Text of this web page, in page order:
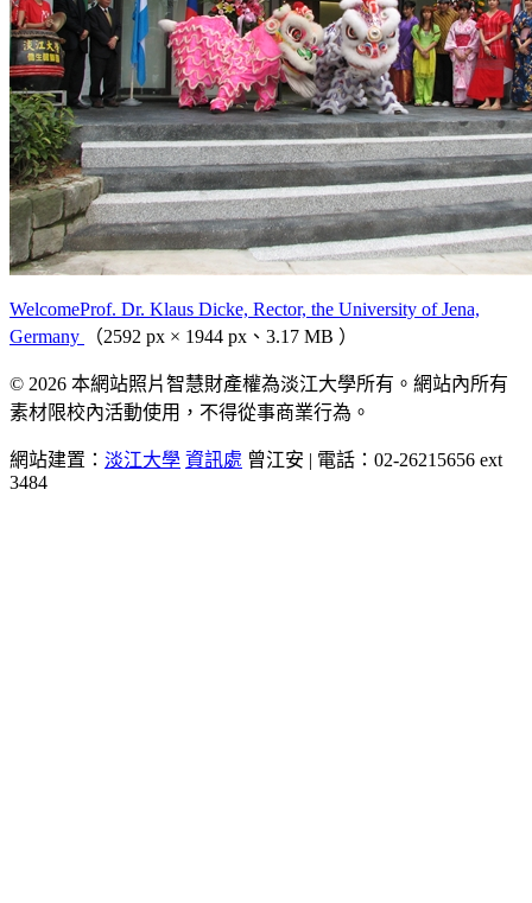
WelcomeProf. Dr. Klaus Dicke, Rector, the University of Jena,
Germany
（2592 px × 1944 px、3.17 MB ）
© 2026 本網站照片智慧財產權為淡江大學所有。網站內所有
素材限校內活動使用，不得從事商業行為。
網站建置： 淡江大學 資訊處 曾江安 | 電話：02-26215656 ext
3484